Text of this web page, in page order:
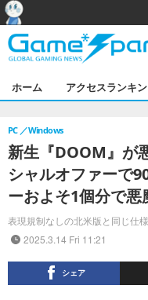
ホーム アクセスランキ
新生『DOOM』が
シャルオファーで
ーおよそ1個分で悪
表現規制なしの北米版と同じ仕様
PC Windows
2025.3.14 Fri 11:21
シェア